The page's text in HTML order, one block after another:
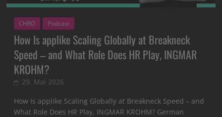
CHRO Podcast
How Is applike Scaling Globally at Breakneck
Speed – and What Role Does HR Play, INGMAR
KROHM?
29. Mai 2026
How Is applike Scaling Globally at Breakneck Speed – and
What Role Does HR Play, INGMAR KROHM? German